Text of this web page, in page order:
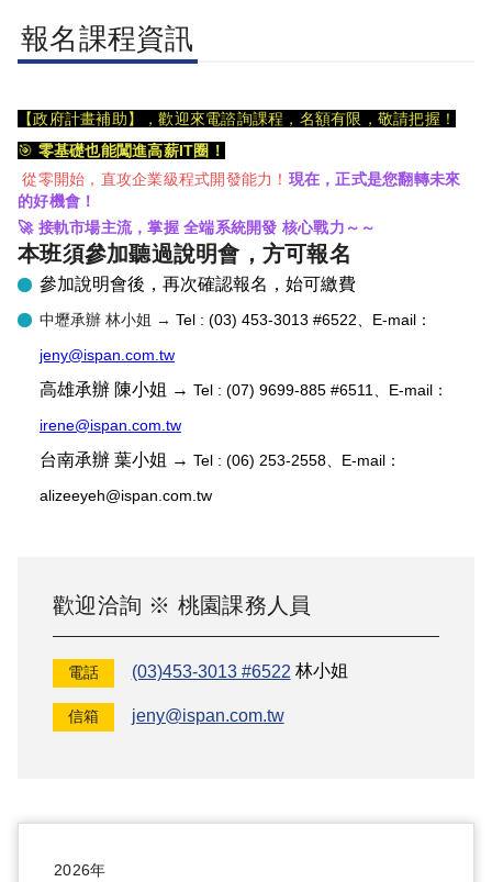
報名課程資訊
【政府計畫補助】，歡迎來電諮詢課程，名額有限，敬請把握！
🎯 零基礎也能闖進高薪IT圈！
從零開始，直攻企業級程式開發能力！ 現在，正式是您翻轉未來
的好機會！
🚀 接軌市場主流，掌握 全端系統開發 核心戰力～～
本班須參加聽過說明會，方可報名
參加說明會後，再次確認報名，始可繳費
中壢承辦 林小姐 → Tel : (03) 453-3013 #6522、E-mail：
jeny@ispan.com.tw
高雄承辦 陳小姐 → Tel : (07) 9699-885 #6511、E-mail：
irene@ispan.com.tw
台南承辦 葉小姐 → Tel : (06) 253-2558、E-mail：
alizeeyeh@ispan.com.tw
歡迎洽詢 ※ 桃園課務人員
電話 (03)453-3013 #6522 林小姐
信箱 jeny@ispan.com.tw
2026年